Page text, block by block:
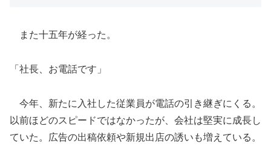
また十五年が経った。
「社長、お電話です」
今年、新たに入社した従業員が電話の引き継ぎにくる。
以前ほどのスピードではなかったが、会社は堅実に成長し
ていた。広告の出稿依頼や新規出店の誘いも増えている。